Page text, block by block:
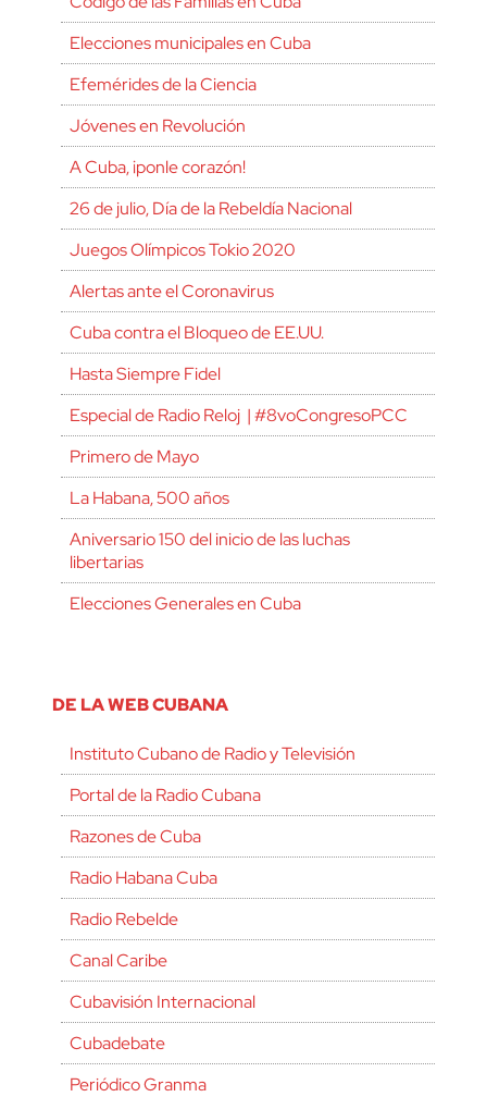
Elecciones municipales en Cuba
Efemérides de la Ciencia
Jóvenes en Revolución
A Cuba, ¡ponle corazón!
26 de julio, Día de la Rebeldía Nacional
Juegos Olímpicos Tokio 2020
Alertas ante el Coronavirus
Cuba contra el Bloqueo de EE.UU.
Hasta Siempre Fidel
Especial de Radio Reloj | #8voCongresoPCC
Primero de Mayo
La Habana, 500 años
Aniversario 150 del inicio de las luchas
libertarias
Elecciones Generales en Cuba
DE LA WEB CUBANA
Instituto Cubano de Radio y Televisión
Portal de la Radio Cubana
Razones de Cuba
Radio Habana Cuba
Radio Rebelde
Canal Caribe
Cubavisión Internacional
Cubadebate
Periódico Granma